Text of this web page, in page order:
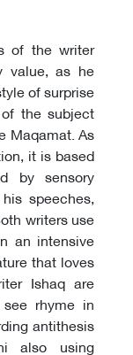
of the writer
value, as he
of surprise
the subject
Maqamat. As
it is based
by sensory
speeches,
writers use
an intensive
that loves
Ishaq are
rhyme in
antithesis
also using